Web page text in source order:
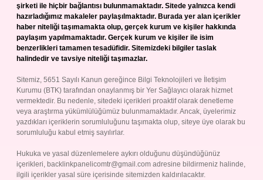
şirketi ile hiçbir bağlantısı bulunmamaktadır. Sitede yalnızca kendi
hazırladığımız makaleler paylaşılmaktadır. Burada yer alan içerikler
haber niteliği taşımamakta olup, gerçek kurum ve kişiler hakkında
paylaşım yapılmamaktadır. Gerçek kurum ve kişiler ile isim
benzerlikleri tamamen tesadüfidir. Sitemizdeki bilgiler taslak
halindedir ve tavsiye niteliği taşımazlar.
Sitemiz, 5651 Sayılı Kanun gereğince Bilgi Teknolojileri ve İletişim
Kurumu (BTK) tarafından onaylanmış bir Yer Sağlayıcı olarak hizmet
vermektedir. Bu nedenle, sitedeki içerikleri proaktif olarak denetleme
veya araştırma yükümlülüğümüz bulunmamaktadır. Ancak, üyelerimiz
yazdıkları içeriklerin sorumluluğunu taşımakta olup, siteye üye olarak bu
sorumluluğu kabul etmiş sayılırlar.
Hukuka ve yasal düzenlemelere aykırı olduğunu düşündüğünüz
içerikleri, backlinkpanelicomtr@gmail.com adresine bildirmeniz halinde,
ilgili içerikler yasal süre içerisinde sitemizden kaldırılacaktır.